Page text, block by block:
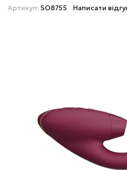
Артикул: SO8755 Написати